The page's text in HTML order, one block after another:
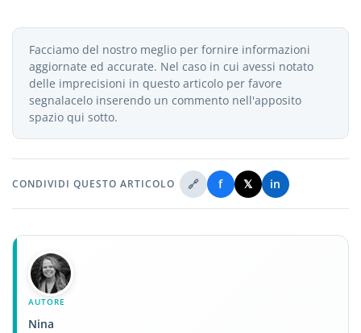
Facciamo del nostro meglio per fornire informazioni
aggiornate ed accurate. Nel caso in cui avessi notato
delle imprecisioni in questo articolo per favore
segnalacelo inserendo un commento nell'apposito
spazio qui sotto.
CONDIVIDI QUESTO ARTICOLO 🔗 f 𝕏 in
AUTORE
Nina